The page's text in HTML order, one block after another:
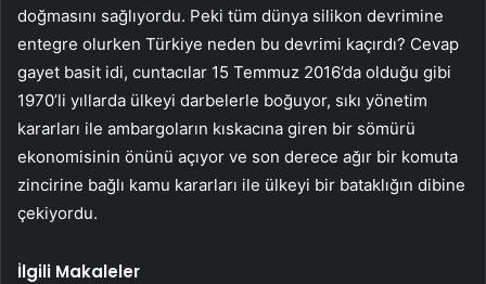
doğmasını sağlı­yordu. Peki tüm dünya sili­kon devrimine
entegre olur­ken Türkiye neden bu dev­rimi kaçırdı? Cevap
gayet basit idi, cuntacılar 15 Tem­muz 2016’da olduğu gibi
1970’li yıllarda ülkeyi darbe­lerle boğuyor, sıkı yönetim
kararları ile ambargoların kıskacına giren bir sömürü
ekonomisinin önünü açıyor ve son derece ağır bir komu­ta
zincirine bağlı kamu ka­rarları ile ülkeyi bir bataklı­ğın dibine
çekiyordu.
İlgili Makaleler